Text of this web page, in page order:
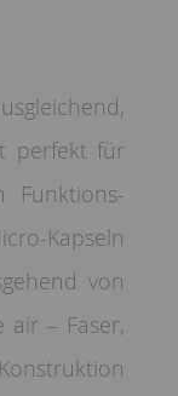
perfekt für
Funktions-
Kapseln
von
air – Faser,